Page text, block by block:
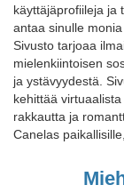
käyttäjäprofiileja ja
antaa sinulle
Sivusto tarjoaa
mielenkiintoisen
ja ystävyydestä.
kehittää
rakkautta ja
Canelas